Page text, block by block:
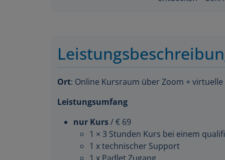
Ort: Online Kursraum über Zoom +
Leistungsumfang
nur Kurs / € 69
1 × 3 Stunden Kurs bei einem
1 x technischer Support
1 x Padlet Zugang